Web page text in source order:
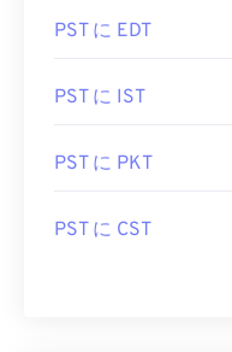
PST に EDT
PST に IST
PST に PKT
PST に CST